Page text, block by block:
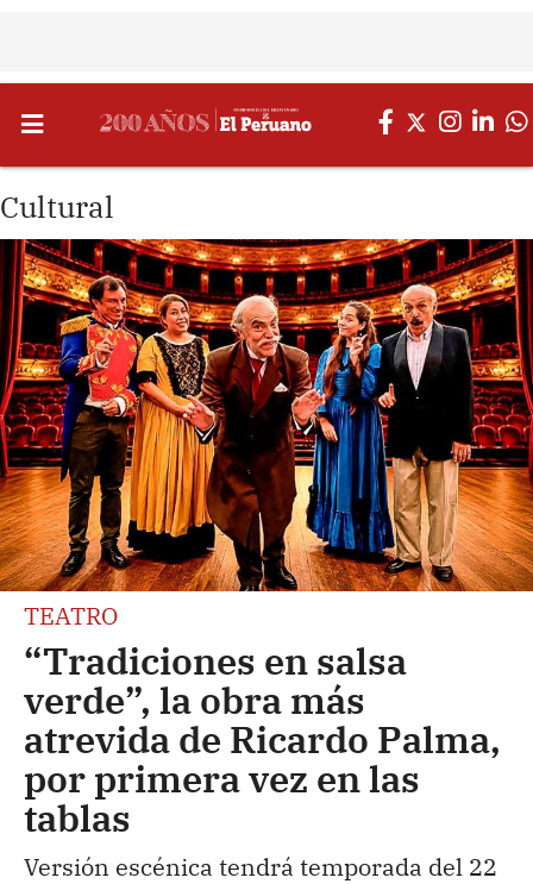
Cultural
TEATRO
“Tradiciones en salsa
verde”, la obra más
atrevida de Ricardo Palma,
por primera vez en las
tablas
Versión escénica tendrá temporada del 22